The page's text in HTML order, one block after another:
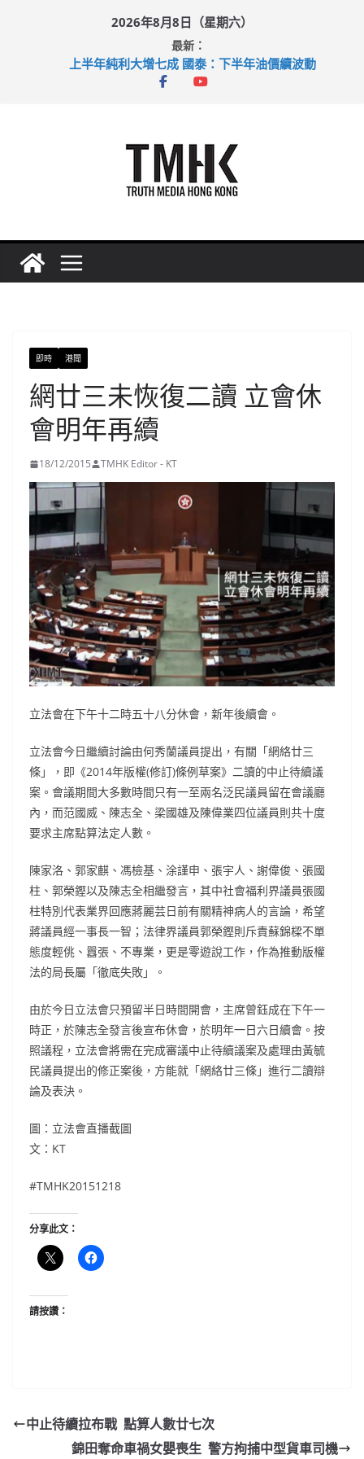
2026年8月8日（星期六）
最新：
上半年純利大增七成 國泰：下半年油價續波動
拜仁熱身賽挫維拉 啟德主場館奪錦標
即時 港聞
網廿三未恢復二讀 立會休
會明年再續
18/12/2015 TMHK Editor - KT
立法會在下午十二時五十八分休會，新年後續會。
立法會今日繼續討論由何秀蘭議員提出，有關「網絡廿三
條」，即《2014年版權(修訂)條例草案》二讀的中止待續議
案。會議期間大多數時間只有一至兩名泛民議員留在會議廳
內，而范國威、陳志全、梁國雄及陳偉業四位議員則共十度
要求主席點算法定人數。
陳家洛、郭家麒、馮檢基、涂謹申、張宇人、謝偉俊、張國
柱、郭榮鏗以及陳志全相繼發言，其中社會福利界議員張國
柱特別代表業界回應蔣麗芸日前有關精神病人的言論，希望
蔣議員經一事長一智；法律界議員郭榮鏗則斥責蘇錦樑不單
態度輕佻、囂張、不專業，更是零遊說工作，作為推動版權
法的局長屬「徹底失敗」。
由於今日立法會只預留半日時間開會，主席曾鈺成在下午一
時正，於陳志全發言後宣布休會，於明年一日六日續會。按
照議程，立法會將需在完成審議中止待續議案及處理由黃毓
民議員提出的修正案後，方能就「網絡廿三條」進行二讀辯
論及表決。
圖：立法會直播截圖
文：KT
#‎TMHK20151218
分享此文：
請按讚：
中止待續拉布戰 點算人數廿七次
錦田奪命車禍女嬰喪生 警方拘捕中型貨車司機